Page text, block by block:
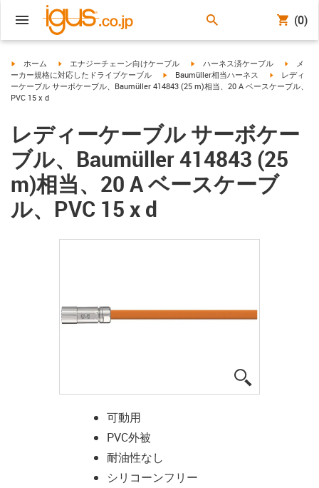
(0)
igus-icon-arrow-right
ホーム igus-icon-arrow-right
エナジーチェーン向けケーブル igus-icon-arrow-right
ハーネス済ケーブル igus-
メ
ーカー規格に対応したドライブケーブル
igus-icon-arrow-right
Baumüller相当ハーネス igus-icon-
レディ
ーケーブル サーボケーブル、Baumüller 414843 (25 m)相当、20 A ベースケーブル、
PVC 15 x d
レディーケーブル サーボケー
ブル、Baumüller 414843 (25
m)相当、20 A ベースケーブ
ル、PVC 15 x d
可動用
PVC外被
耐油性なし
シリコーンフリー